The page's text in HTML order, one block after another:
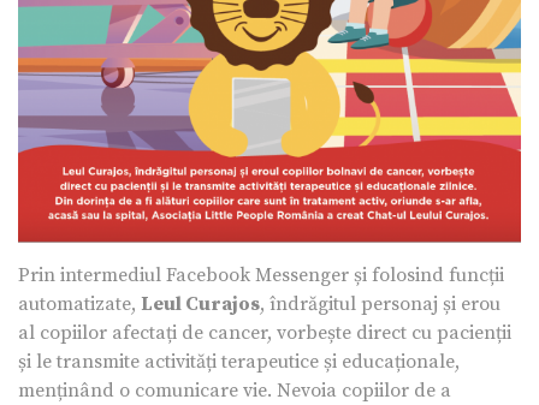
Prin intermediul Facebook Messenger și folosind funcții
automatizate, Leul Curajos, îndrăgitul personaj și erou
al copiilor afectați de cancer, vorbește direct cu pacienții
și le transmite activități terapeutice și educaționale,
menținând o comunicare vie. Nevoia copiilor de a